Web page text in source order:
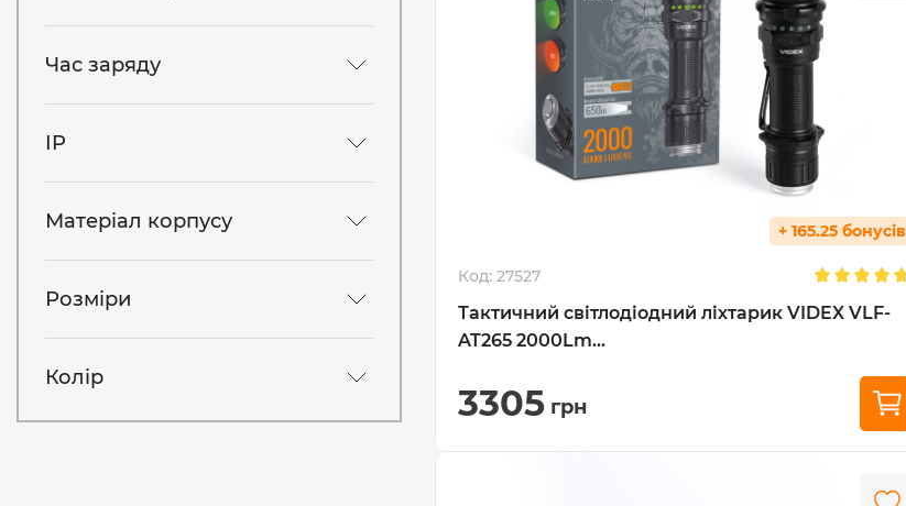
Час заряду
IP
Матеріал корпусу
Розміри
Колір
+ 165.25 бонусів
Код: 27527
Тактичний світлодіодний ліхтарик VIDEX VLF-
AT265 2000Lm...
3305 грн